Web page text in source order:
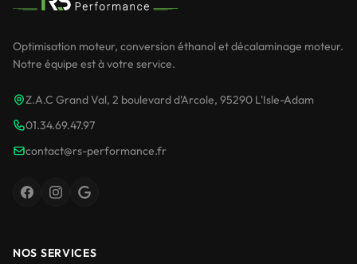
Optimisation moteur, conversion éthanol et décalaminage moteur.
Notre équipe est à votre service.
Z.A.C Grand Val, 2 boulevard d'Arcole, 95290 L'Isle-Adam
01.34.69.47.97
contact@rs-performance.fr
NOS SERVICES